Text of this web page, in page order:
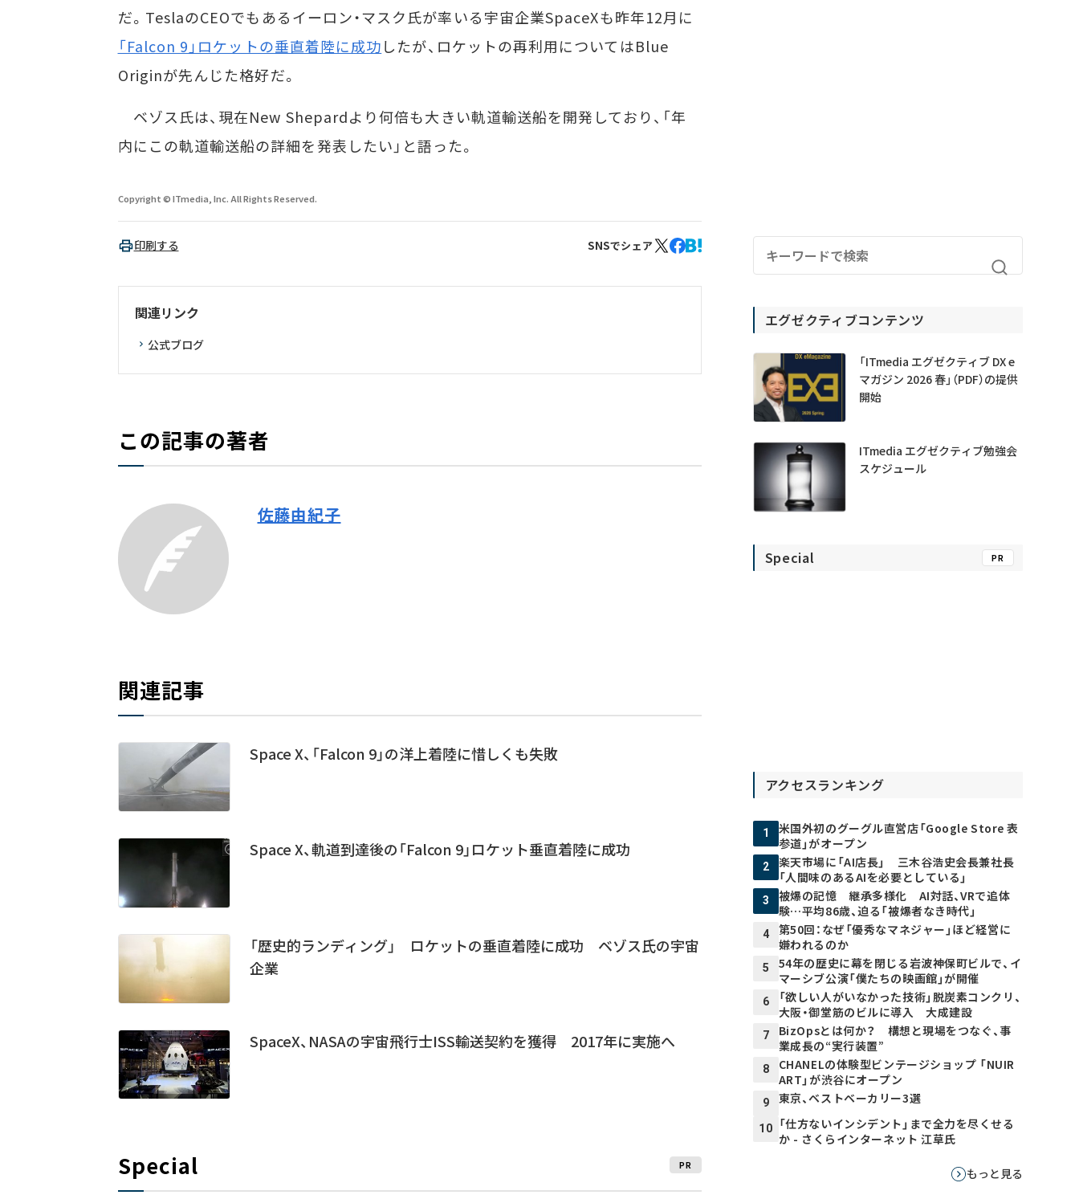
だ。TeslaのCEOでもあるイーロン・マスク氏が率いる宇宙企業SpaceXも昨年12月に
「Falcon 9」ロケットの垂直着陸に成功したが、ロケットの再利用についてはBlue
Originが先んじた格好だ。
ベゾス氏は、現在New Shepardより何倍も大きい軌道輸送船を開発しており、「年
内にこの軌道輸送船の詳細を発表したい」と語った。
Copyright © ITmedia, Inc. All Rights Reserved.
印刷する SNSでシェア
関連リンク
公式ブログ
この記事の著者
佐藤由紀子
関連記事
Space X、「Falcon 9」の洋上着陸に惜しくも失敗
Space X、軌道到達後の「Falcon 9」ロケット垂直着陸に成功
「歴史的ランディング」 ロケットの垂直着陸に成功 ベゾス氏の宇宙
企業
SpaceX、NASAの宇宙飛行士ISS輸送契約を獲得 2017年に実施へ
Special PR
エグゼクティブコンテンツ
「ITmedia エグゼクティブ DX e
マガジン 2026 春」（PDF）の提供
開始
ITmedia エグゼクティブ勉強会
スケジュール
Special PR
アクセスランキング
1
米国外初のグーグル直営店「Google Store 表
参道」がオープン
2
楽天市場に「AI店長」 三木谷浩史会長兼社長
「人間味のあるAIを必要としている」
3
被爆の記憶 継承多様化 AI対話、VRで追体
験…平均86歳、迫る「被爆者なき時代」
4
第50回：なぜ「優秀なマネジャー」ほど経営に
嫌われるのか
5
54年の歴史に幕を閉じる岩波神保町ビルで、イ
マーシブ公演「僕たちの映画館」が開催
6
「欲しい人がいなかった技術」脱炭素コンクリ、
大阪・御堂筋のビルに導入 大成建設
7
BizOpsとは何か？ 構想と現場をつなぐ、事
業成長の“実行装置”
8
CHANELの体験型ビンテージショップ 「NUIR
ART」が渋谷にオープン
9 東京、ベストベーカリー3選
10
「仕方ないインシデント」まで全力を尽くせる
か - さくらインターネット 江草氏
もっと見る